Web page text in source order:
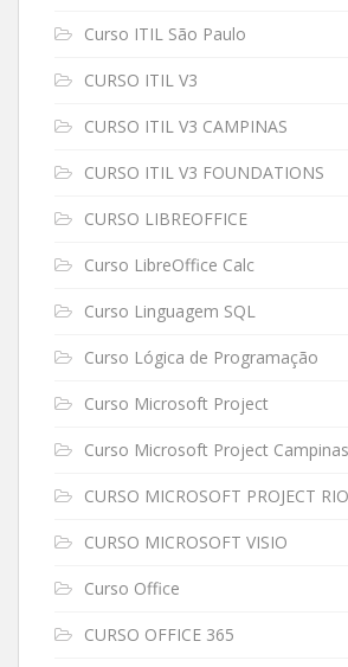
Curso ITIL São Paulo
CURSO ITIL V3
CURSO ITIL V3 CAMPINAS
CURSO ITIL V3 FOUNDATIONS
CURSO LIBREOFFICE
Curso LibreOffice Calc
Curso Linguagem SQL
Curso Lógica de Programação
Curso Microsoft Project
Curso Microsoft Project Campinas
CURSO MICROSOFT PROJECT
CURSO MICROSOFT VISIO
Curso Office
CURSO OFFICE 365